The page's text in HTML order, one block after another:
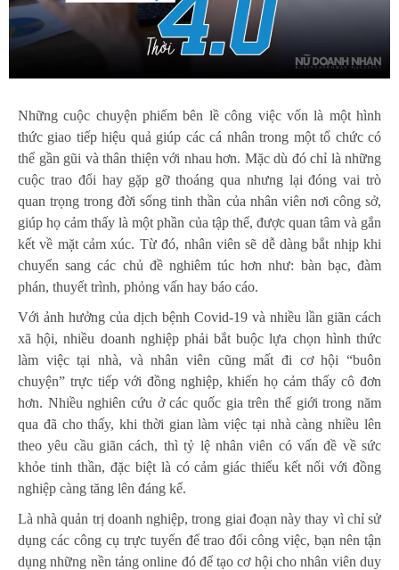
Những cuộc chuyện phiếm bên lề công việc vốn là một hình
thức giao tiếp hiệu quả giúp các cá nhân trong một tổ chức có
thể gần gũi và thân thiện với nhau hơn. Mặc dù đó chỉ là những
cuộc trao đổi hay gặp gỡ thoáng qua nhưng lại đóng vai trò
quan trọng trong đời sống tinh thần của nhân viên nơi công sở,
giúp họ cảm thấy là một phần của tập thể, được quan tâm và gắn
kết về mặt cảm xúc. Từ đó, nhân viên sẽ dễ dàng bắt nhịp khi
chuyển sang các chủ đề nghiêm túc hơn như: bàn bạc, đàm
phán, thuyết trình, phỏng vấn hay báo cáo.
Với ảnh hưởng của dịch bệnh Covid-19 và nhiều lần giãn cách
xã hội, nhiều doanh nghiệp phải bắt buộc lựa chọn hình thức
làm việc tại nhà, và nhân viên cũng mất đi cơ hội “buôn
chuyện” trực tiếp với đồng nghiệp, khiến họ cảm thấy cô đơn
hơn. Nhiều nghiên cứu ở các quốc gia trên thế giới trong năm
qua đã cho thấy, khi thời gian làm việc tại nhà càng nhiều lên
theo yêu cầu giãn cách, thì tỷ lệ nhân viên có vấn đề về sức
khỏe tinh thần, đặc biệt là có cảm giác thiếu kết nối với đồng
nghiệp càng tăng lên đáng kể.
Là nhà quản trị doanh nghiệp, trong giai đoạn này thay vì chỉ sử
dụng các công cụ trực tuyến để trao đổi công việc, bạn nên tận
dụng những nền tảng online đó để tạo cơ hội cho nhân viên duy